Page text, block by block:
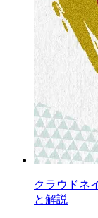
クラウドネ
と解説